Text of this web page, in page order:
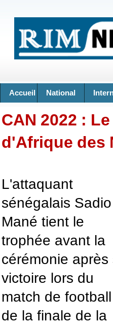
Accueil National
CAN 2022 :
d'Afrique des
L'attaquant
sénégalais Sadio
Mané tient le
trophée avant la
cérémonie après
victoire lors du
match de football
de la finale de la